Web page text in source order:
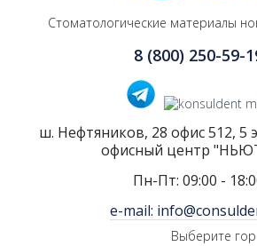
Стоматологические материалы
8 (800) 250-59-
ш. Нефтяников, 28 офис 512, 5
офисный центр
Пн-Пт: 09:00 -
e-mail:
Выберите